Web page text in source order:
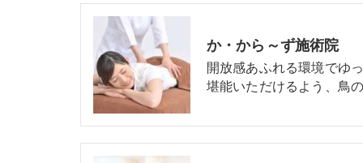
か・から～ず施術院
開放感あふれる環境でゆ
堪能いただけるよう、鳥